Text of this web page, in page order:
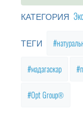
КАТЕГОРИЯ
ТЕГИ
мадагаскар
Opt Group®